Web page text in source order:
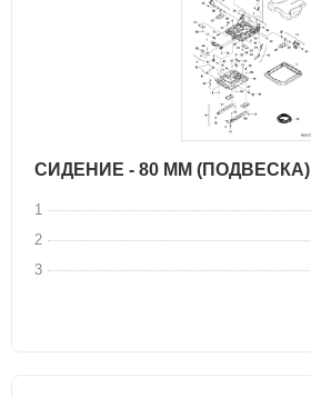
СИДЕНИЕ - 80 ММ (ПОДВЕСКА)
1
2
3